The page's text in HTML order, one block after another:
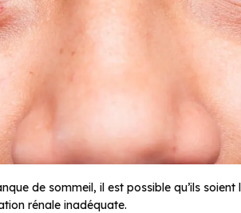
de sommeil, il est possible qu’ils soient
rénale inadéquate.